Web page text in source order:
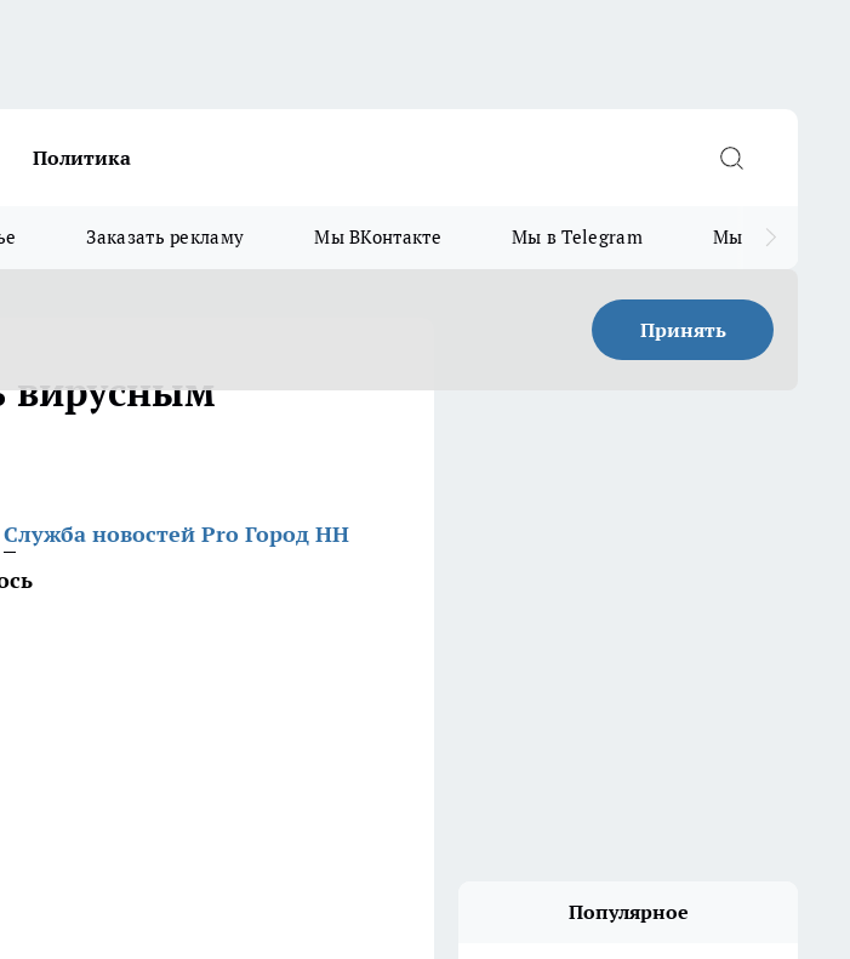
Политика
Заказать рекламу Мы ВКонтакте Мы в Telegram Мы в MAX
Принять
вирусным
Служба новостей Pro Город НН
Популярное